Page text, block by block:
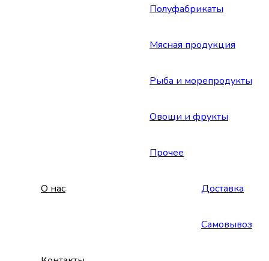
Полуфабрикаты
Мясная продукция
Рыба и морепродукты
Овощи и фрукты
Прочее
О нас Доставка
Самовывоз